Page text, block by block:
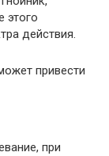
этого
действия.
привести
при